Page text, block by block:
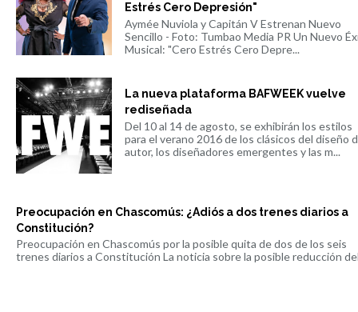
Estrés Cero Depresión"
Aymée Nuviola y Capitán V Estrenan Nuevo
Sencillo - Foto: Tumbao Media PR Un Nuevo
Musical: "Cero Estrés Cero Depre...
La nueva plataforma BAFWEEK vuelve
rediseñada
Del 10 al 14 de agosto, se exhibirán los estilos
para el verano 2016 de los clásicos del diseño
autor, los diseñadores emergentes y las m...
Preocupación en Chascomús: ¿Adiós a dos trenes diarios a
Constitución?
Preocupación en Chascomús por la posible quita de dos de los seis
trenes diarios a Constitución La noticia sobre la posible reducción